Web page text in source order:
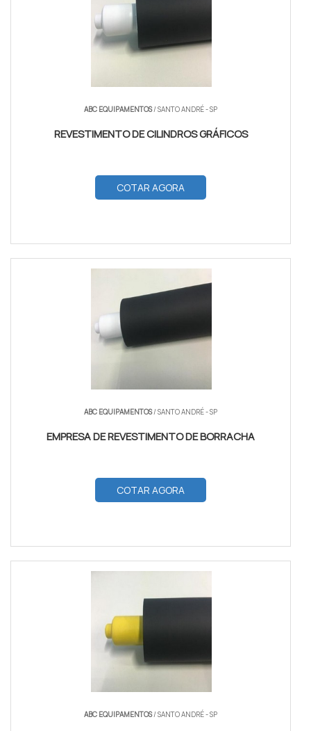
ABC EQUIPAMENTOS/ SANTO ANDRÉ - SP
REVESTIMENTO DE CILINDROS GRÁFICOS
COTAR AGORA
ABC EQUIPAMENTOS/ SANTO ANDRÉ - SP
EMPRESA DE REVESTIMENTO DE BORRACHA
COTAR AGORA
ABC EQUIPAMENTOS/ SANTO ANDRÉ - SP